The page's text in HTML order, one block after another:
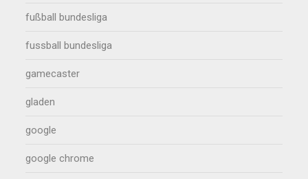
fußball bundesliga
fussball bundesliga
gamecaster
gladen
google
google chrome